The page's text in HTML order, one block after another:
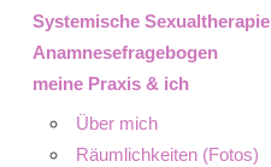
Systemische Sexualtherapie
Anamnesefragebogen
meine Praxis & ich
Über mich
Räumlichkeiten (Fotos)